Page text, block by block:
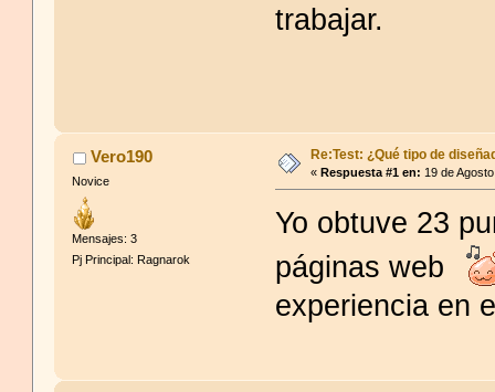
trabajar.
Vero190
Novice
Mensajes: 3
Pj Principal: Ragnarok
Re:Test: ¿Qué tipo de
«Respuesta #1 en: 19 de
Yo obtuve 23
páginas web
experiencia en